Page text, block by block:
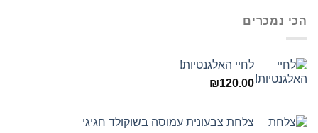
הכי נמכרים
לחיי האלגנטיות!
₪120.00
צלחת צבעונית עמוסה בשוקולד חגיגי